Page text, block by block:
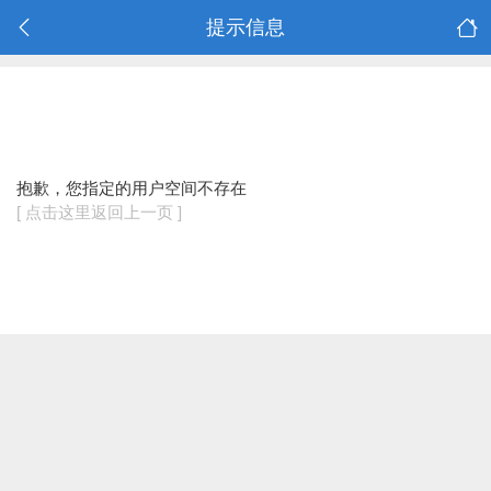
提示信息
抱歉，您指定的用户空间不存在
[ 点击这里返回上一页 ]